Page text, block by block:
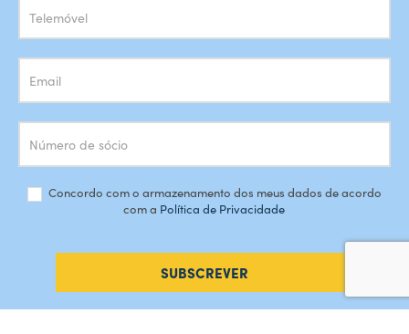
Concordo com o armazenamento dos meus dados de acordo
com a Política de Privacidade
SUBSCREVER